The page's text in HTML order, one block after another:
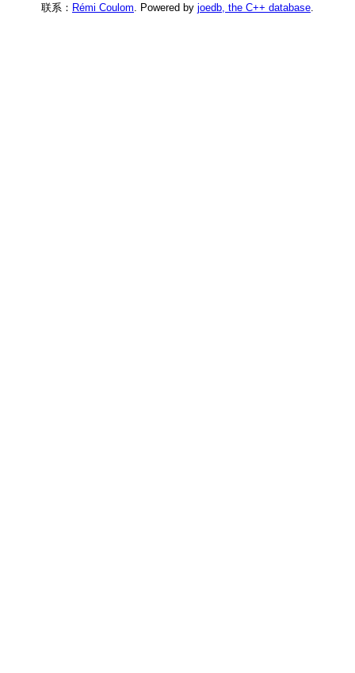
联系： Rémi Coulom . Powered by joedb, the C++ database